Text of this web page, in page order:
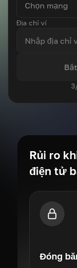
Chọn mạng
Địa chỉ ví
Rủi ro
điện tử
Đóng